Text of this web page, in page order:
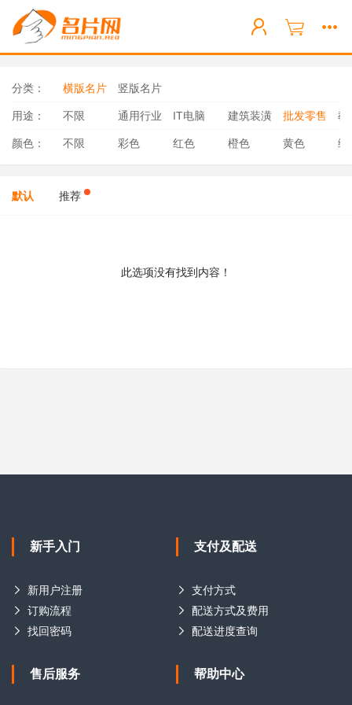
分类： 横版名片 竖版名片
用途： 不限 通用行业 IT电脑 建筑装潢 批发零售 教
颜色： 不限 彩色 红色 橙色 黄色 绿
默认 推荐
此选项没有找到内容！
新手入门
新用户注册
订购流程
找回密码
支付及配送
支付方式
配送方式及费用
配送进度查询
售后服务 帮助中心